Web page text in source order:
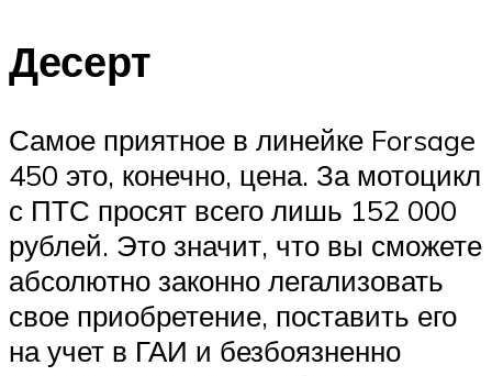
Десерт
Самое приятное в линейке Forsage
450 это, конечно, цена. За мотоцикл
с ПТС просят всего лишь 152 000
рублей. Это значит, что вы сможете
абсолютно законно легализовать
свое приобретение, поставить его
на учет в ГАИ и безбоязненно